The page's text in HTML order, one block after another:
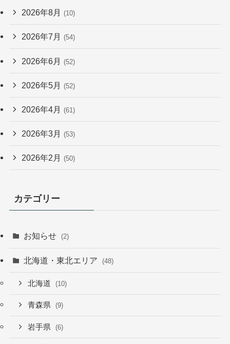
2026年8月 (10)
2026年7月 (54)
2026年6月 (52)
2026年5月 (52)
2026年4月 (61)
2026年3月 (53)
2026年2月 (50)
カテゴリー
お知らせ (2)
北海道・東北エリア (48)
北海道 (10)
青森県 (9)
岩手県 (6)